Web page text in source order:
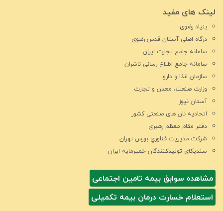
لینک های مفید
بنیاد رضوی
درگاه اصلی آستان قدس رضوی
سامانه جامع تجارت ایران
سامانه جامع اطلاع رسانی ناشران
سازمان غذا و دارو
وزارت صنعت، معدن و تجارت
آستان نیوز
اتحادیه نان های صنعتی کشور
دفتر مقام معظم رهبری
شركت مديريت فناوري بورس تهران
سندیکای تولیدکنندگان خمیرمایه ایران
مشاهده سوابق بیمه تامین اجتماعی
استعلام خسارت درمان بیمه تکمیلی